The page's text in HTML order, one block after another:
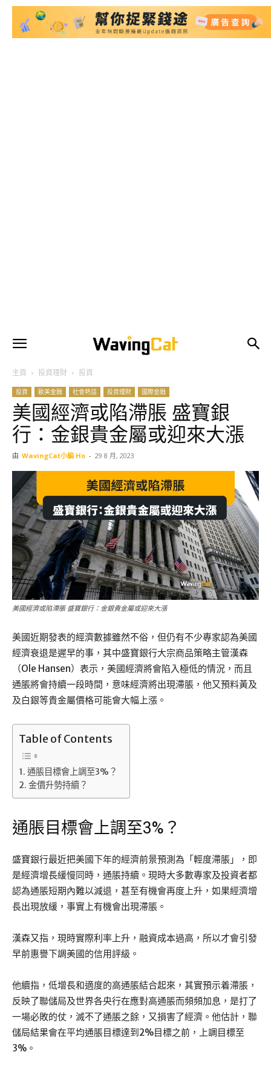
主頁 投資理財 投資
投資 歐美金融 社會熱話 投資理財 國際金融
美國經濟或陷滯脹 盛寶銀
行：金銀貴金屬或迎來大漲
由 WavingCat小編 Ho - 29 8 月, 2023
美國經濟或陷滯脹 盛寶銀行：金銀貴金屬或迎來大漲
美國近期發表的經濟數據雖然不俗，但仍有不少專家認為美國
經濟衰退是遲早的事，其中盛寶銀行大宗商品策略主管漢森
（Ole Hansen）表示，美國經濟將會陷入極低的情況，而且
通脹將會持續一段時間，意味經濟將出現滯脹，他又預料黃及
及白銀等貴金屬價格可能會大幅上漲。
Table of Contents
通脹目標會上調至3%？
金價升勢持續？
通脹目標會上調至3%？
盛寶銀行最近把美國下年的經濟前景預測為「輕度滯脹」，即
是經濟增長緩慢同時，通脹持續。現時大多數專家及投資者都
認為通脹短期內難以減退，甚至有機會再度上升，如果經濟增
長出現放緩，事實上有機會出現滯脹。
漢森又指，現時實際利率上升，融資成本過高，所以才會引發
早前惠譽下調美國的信用評級。
他續指，低增長和適度的高通脹結合起來，其實預示着滯脹，
反映了聯儲局及世界各央行在應對高通脹而頻頻加息，是打了
一場必敗的仗，滅不了通脹之餘，又損害了經濟。他估計，聯
儲局結果會在平均通脹目標達到2%目標之前，上調目標至
3%。